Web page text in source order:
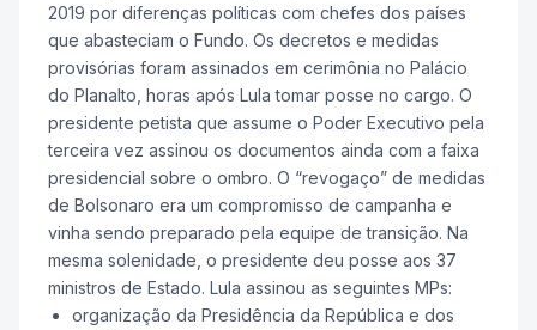
2019 por diferenças políticas com chefes dos países
que abasteciam o Fundo. Os decretos e medidas
provisórias foram assinados em cerimônia no Palácio
do Planalto, horas após Lula tomar posse no cargo. O
presidente petista que assume o Poder Executivo pela
terceira vez assinou os documentos ainda com a faixa
presidencial sobre o ombro. O “revogaço” de medidas
de Bolsonaro era um compromisso de campanha e
vinha sendo preparado pela equipe de transição. Na
mesma solenidade, o presidente deu posse aos 37
ministros de Estado. Lula assinou as seguintes MPs:
organização da Presidência da República e dos